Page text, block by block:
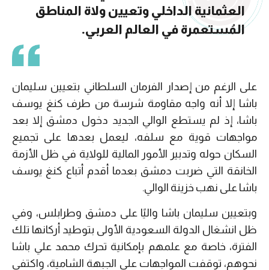
العثمانية الداخلي وتعيين ولاة المناطق
المُستعمرة في العالم العربي.
على الرغم من إصدار الفرمان السلطاني بتعيين سليمان
باشا إلا أنه واجه مقاومة شرسة من طرف كنغ يوسف
باشا، إذ لم يستطع الوالي الجديد دخول دمشق إلا بعد
مواجهات قوية مع سلفه، ليعمل بعدها على تجميع
السكان حوله وتدبير الأمور المالية للولاية في ظل الأزمة
الخانقة التي ضربت دمشق بعدما أقدم أتباع كنغ يوسف
باشا على نهب خزينة الوالي.
وبتعيين سليمان باشا واليًا على دمشق وطرابلس، وفي
ظل انشغال الدولة السعودية الأولى بتوطيد أركانها تلك
الفترة، خاصة مع علمهم بإمكانية تحرك محمد علي باشا
نحوهم، توقفت المواجهات على الجبهة الشامية، واكتفى